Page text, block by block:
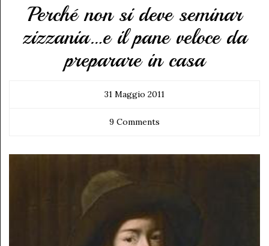
Perché non si deve seminar
zizzania…e il pane veloce da
preparare in casa
31 Maggio 2011
9 Comments